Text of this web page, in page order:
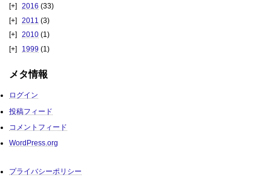
2016 (33)
2011 (3)
2010 (1)
1999 (1)
メタ情報
ログイン
投稿フィード
コメントフィード
WordPress.org
プライバシーポリシー